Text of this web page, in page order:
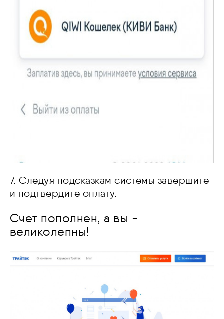
7. Следуя подсказкам системы завершите
и подтвердите оплату.
Счет пополнен, а вы -
великолепны!